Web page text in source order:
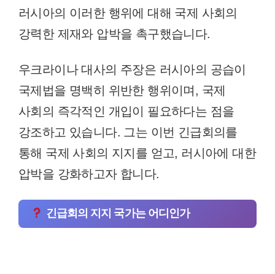
러시아의 이러한 행위에 대해 국제 사회의
강력한 제재와 압박을 촉구했습니다.
우크라이나 대사의 주장은 러시아의 공습이
국제법을 명백히 위반한 행위이며, 국제
사회의 즉각적인 개입이 필요하다는 점을
강조하고 있습니다. 그는 이번 긴급회의를
통해 국제 사회의 지지를 얻고, 러시아에 대한
압박을 강화하고자 합니다.
긴급회의 지지 국가는 어디인가